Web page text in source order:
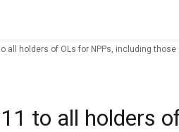
all holders of OLs for NPPs, including
to all holders